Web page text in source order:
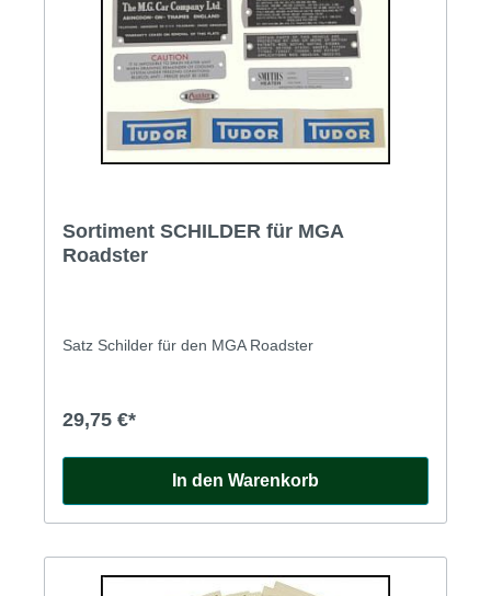
Sortiment SCHILDER für MGA
Roadster
Satz Schilder für den MGA Roadster
29,75 €*
In den Warenkorb